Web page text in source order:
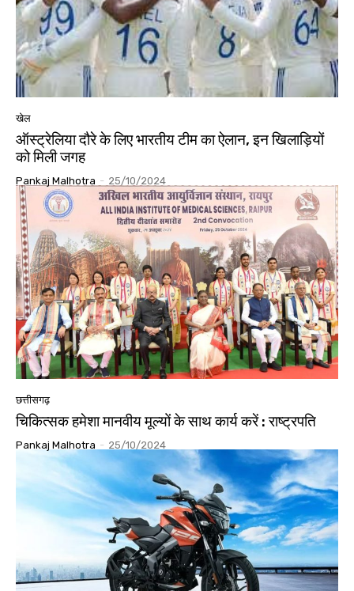
खेल
ऑस्ट्रेलिया दौरे के लिए भारतीय टीम का ऐलान, इन खिलाड़ियों
को मिली जगह
Pankaj Malhotra - 25/10/2024
छत्तीसगढ़
चिकित्सक हमेशा मानवीय मूल्यों के साथ कार्य करें : राष्ट्रपति
Pankaj Malhotra - 25/10/2024